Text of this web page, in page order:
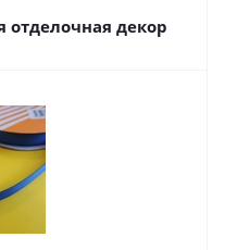
отделочная декор